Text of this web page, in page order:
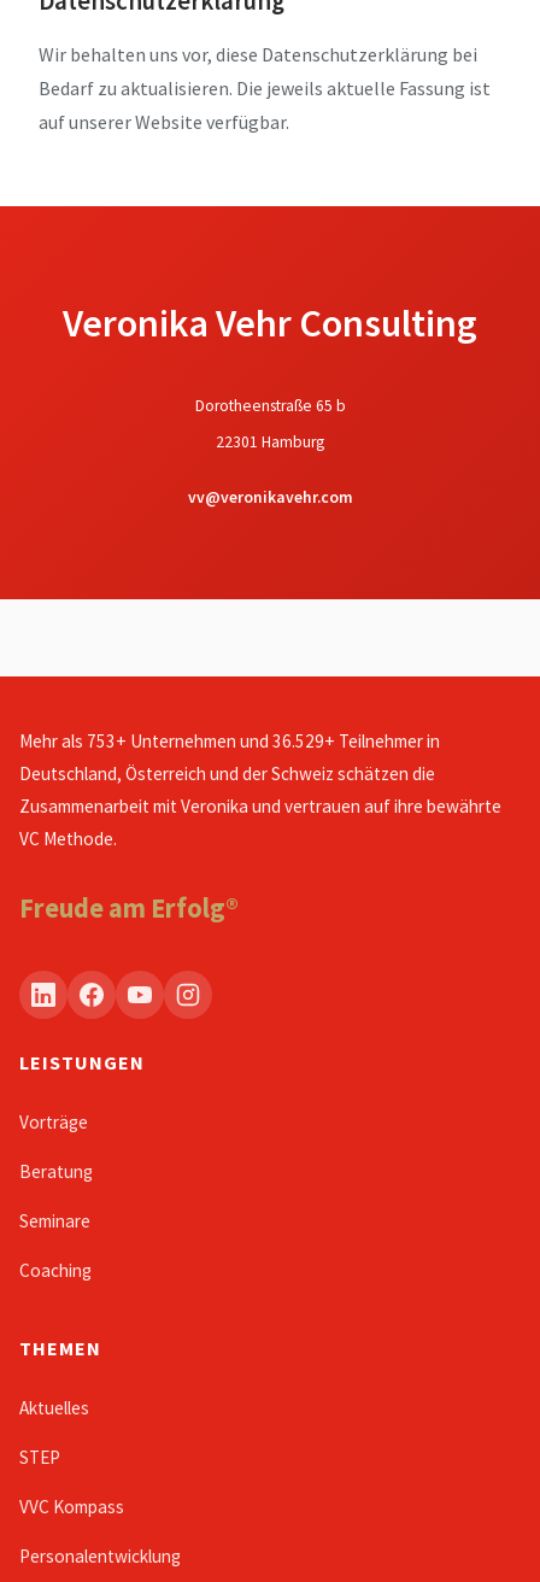
Wir behalten uns vor, diese Datenschutzerklärung bei
Bedarf zu aktualisieren. Die jeweils aktuelle Fassung ist
auf unserer Website verfügbar.
Veronika Vehr Consulting
Dorotheenstraße 65 b
22301 Hamburg
vv@veronikavehr.com
Mehr als 753+ Unternehmen und 36.529+ Teilnehmer in
Deutschland, Österreich und der Schweiz schätzen die
Zusammenarbeit mit Veronika und vertrauen auf ihre bewährte
VC Methode.
Freude am Erfolg®
LEISTUNGEN
Vorträge
Beratung
Seminare
Coaching
THEMEN
Aktuelles
STEP
VVC Kompass
Personalentwicklung